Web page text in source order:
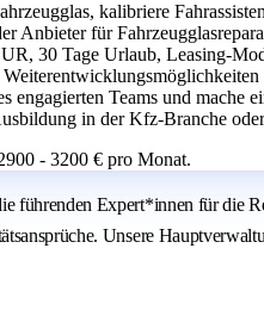
kalibriere
Anbieter für
30 Tage Urlaub, Leasing-
engagierten Teams und mache
in der Kfz-Branche
- 3200 € pro Monat.
führenden Expert*innen für die
Unsere